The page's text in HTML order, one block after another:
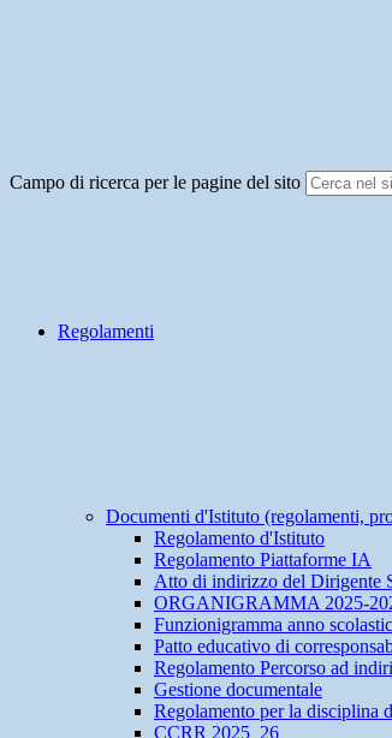
Campo di ricerca per le pagine del sito
Regolamenti
Documenti d'Istituto (regolamenti,
Regolamento d'Istituto
Regolamento Piattaforme IA
Atto di indirizzo del Dirigente
ORGANIGRAMMA 2025-
Funzionigramma anno
Patto educativo di
Regolamento Percorso ad
Gestione documentale
Regolamento per la disciplina
CCRR 2025_26